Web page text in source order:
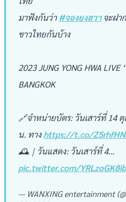
มาฟังกันว่า#จองยงฮวาจะฝา
ชาวไทยกันบ้าง
2023 JUNG YONG HWA LIVE
BANGKOK
🔗จำหน่ายบัตร: วันเสาร์ที่ 14 ตุ
น. ทางhttps://t.co/
🕰｜วันแสดง: วันเสาร์ที่ 4…
pic.twitter.com/YRLzoGK8ib
— WANXING entertainment